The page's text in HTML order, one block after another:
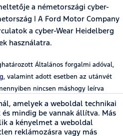
a németországi cyber-
| A Ford Motor Company
a cyber-Wear Heidelberg
használatra.
Általános forgalmi adóval,
, valamint adott esetben az utánvét
nincsen máshogy leírva
amelyek a weboldal technikai
és mindig be vannak állítva. Más
a kényelmet a weboldal
reklámozásra vagy más